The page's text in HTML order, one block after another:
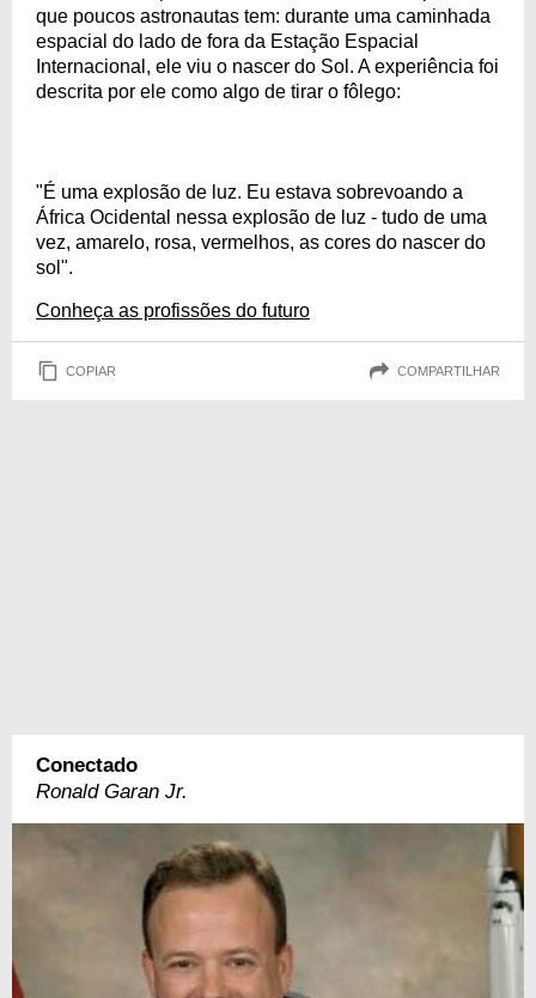
que poucos astronautas tem: durante uma caminhada
espacial do lado de fora da Estação Espacial
Internacional, ele viu o nascer do Sol. A experiência foi
descrita por ele como algo de tirar o fôlego:
"É uma explosão de luz. Eu estava sobrevoando a
África Ocidental nessa explosão de luz - tudo de uma
vez, amarelo, rosa, vermelhos, as cores do nascer do
sol".
Conheça as profissões do futuro
COPIAR COMPARTILHAR
Conectado
Ronald Garan Jr.